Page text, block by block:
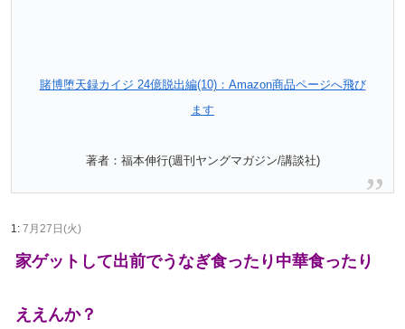
賭博堕天録カイジ 24億脱出編(10)：Amazon商品ページへ飛び
ます
著者：福本伸行(週刊ヤングマガジン/講談社)
1: 7月27日(火)
家ゲットして出前でうなぎ食ったり中華食ったり
ええんか？